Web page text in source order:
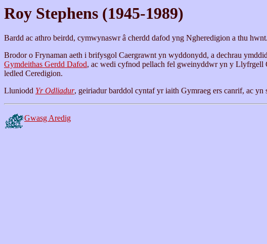
Roy Stephens (1945-1989)
Bardd ac athro beirdd, cymwynaswr â cherdd dafod yng Ngheredigion a thu hwnt.
Brodor o Frynaman aeth i brifysgol Caergrawnt yn wyddonydd, a dechrau
Gymdeithas Gerdd Dafod, ac wedi cyfnod pellach fel gweinyddwr yn y Llyfrgell
ledled Ceredigion.
Lluniodd Yr Odliadur, geiriadur barddol cyntaf yr iaith Gymraeg ers canrif, ac
Gwasg Aredig